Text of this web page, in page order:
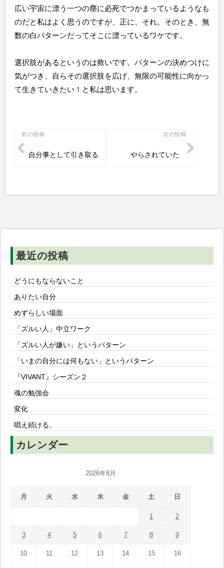
広い宇宙に漂う一つの塵に必死でつかまっているようなも
のだと私はよく思うのですが、正に、それ。そのとき、無
数の白パターンだってそこに漂っているワケです。
選択肢があるというのは救いです。パターンの決めつけに
気がつき、自らその選択肢を広げ、無限の可能性に向かっ
て生きていきたい！と私は思います。
投
稿
ン
前の投稿
自分事として引き取る
次の投稿
やらされていた
最近の投稿
どうにもならないこと
ありたい自分
めずらしい場面
「ズルい人」中立ワーク
「ズルい人が嫌い」というパターン
「いまの自分には何もない」というパターン
『VIVANT』シーズン２
魂の勉強会
変化
唱え続ける。
カレンダー
2026年8月
月 火 水 木 金 土 日
1 2
3 4 5 6 7 8 9
10 11 12 13 14 15 16